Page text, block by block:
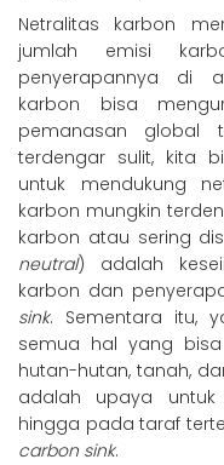
Netralitas karbon
jumlah emisi
penyerapannya di
karbon bisa
pemanasan global
terdengar sulit, kita
untuk mendukung
karbon mungkin
karbon atau sering
neutral) adalah
karbon dan
sink. Sementara itu,
semua hal yang
hutan-hutan, tanah,
adalah upaya
hingga pada taraf
carbon sink.